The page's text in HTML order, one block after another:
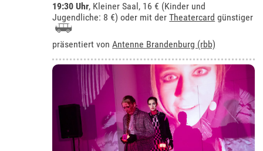
19:30 Uhr, Kleiner Saal, 16 € (Kinder und
Jugendliche: 8 €) oder mit derTheatercard günstiger
präsentiert vonAntenne Brandenburg (rbb)